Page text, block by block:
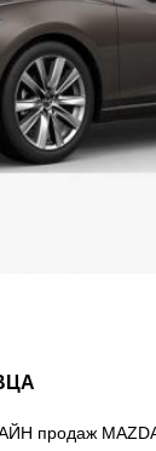
продаж